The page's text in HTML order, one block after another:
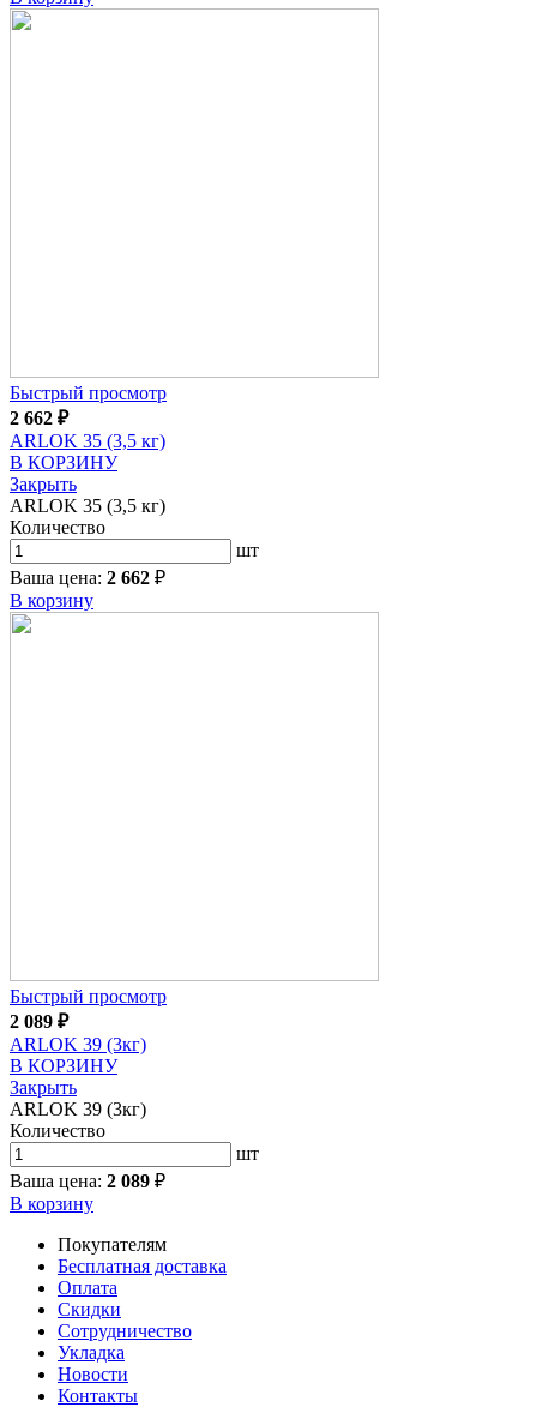
Быстрый просмотр
2 662 ₽
ARLOK 35 (3,5 кг)
В КОРЗИНУ
Закрыть
ARLOK 35 (3,5 кг)
Количество
шт
Ваша цена: 2 662 ₽
В корзину
Быстрый просмотр
2 089 ₽
ARLOK 39 (3кг)
В КОРЗИНУ
Закрыть
ARLOK 39 (3кг)
Количество
шт
Ваша цена: 2 089 ₽
В корзину
Покупателям
Бесплатная доставка
Оплата
Скидки
Сотрудничество
Укладка
Новости
Контакты